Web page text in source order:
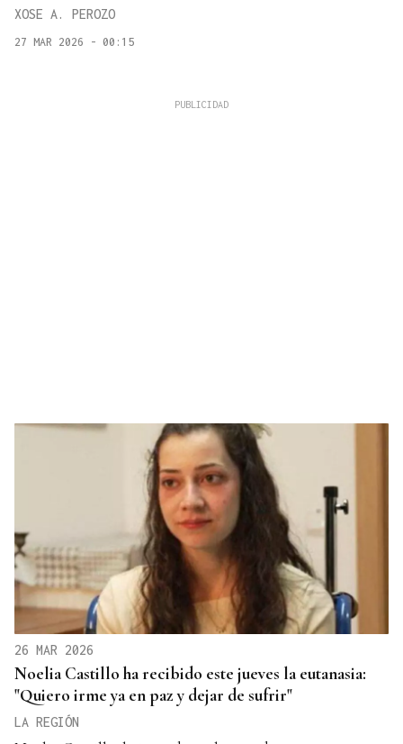
XOSE A. PEROZO
27 MAR 2026 - 00:15
26 MAR 2026
Noelia Castillo ha recibido este jueves la eutanasia:
"Quiero irme ya en paz y dejar de sufrir"
LA REGIÓN